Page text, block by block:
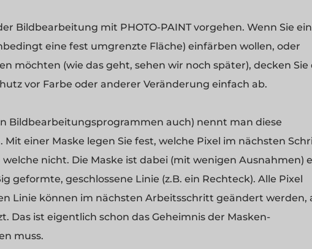
Bildbearbeitung mit PHOTO-PAINT vorgehen. Wenn Sie
eine fest umgrenzte Fläche) einfärben wollen, oder
möchten (wie das geht, sehen wir noch später), decken Sie
vor Farbe oder anderer Veränderung einfach ab.
Bildbearbeitungsprogrammen auch) nennt man diese
einer Maske legen Sie fest, welche Pixel im nächsten
nicht. Die Maske ist dabei (mit wenigen Ausnahmen)
geformte, geschlossene Linie (z.B. ein Rechteck). Alle Pixel
Linie können im nächsten Arbeitsschritt geändert werden,
Das ist eigentlich schon das Geheimnis der Masken-
muss.